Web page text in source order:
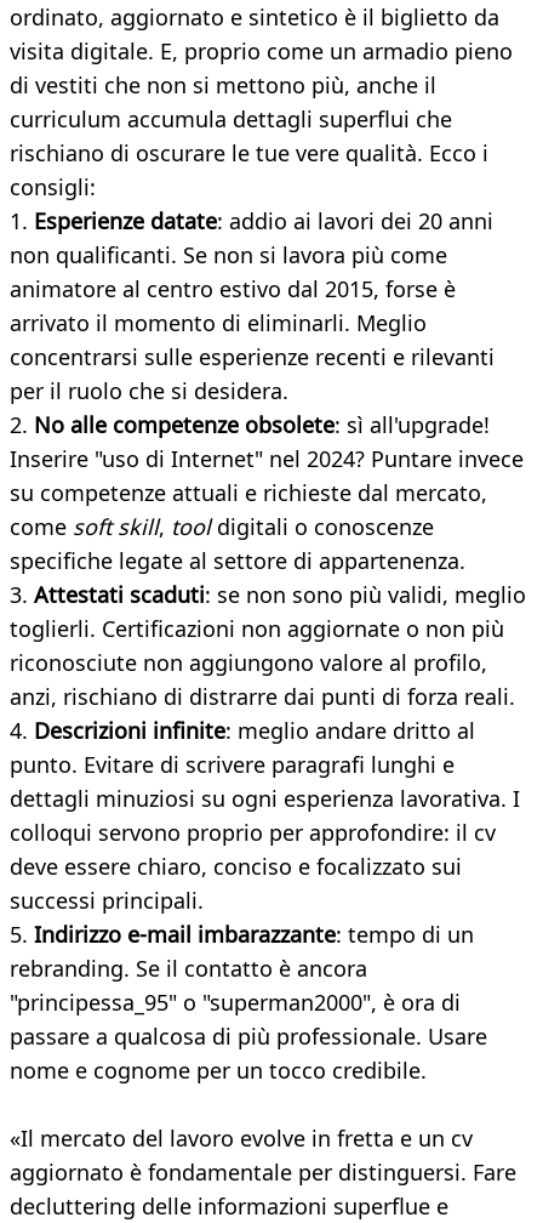
ordinato, aggiornato e sintetico è il biglietto da
visita digitale. E, proprio come un armadio pieno
di vestiti che non si mettono più, anche il
curriculum accumula dettagli superflui che
rischiano di oscurare le tue vere qualità. Ecco i
consigli:
1. Esperienze datate: addio ai lavori dei 20 anni
non qualificanti. Se non si lavora più come
animatore al centro estivo dal 2015, forse è
arrivato il momento di eliminarli. Meglio
concentrarsi sulle esperienze recenti e rilevanti
per il ruolo che si desidera.
2. No alle competenze obsolete: sì all'upgrade!
Inserire "uso di Internet" nel 2024? Puntare invece
su competenze attuali e richieste dal mercato,
come soft skill, tooldigitali o conoscenze
specifiche legate al settore di appartenenza.
3. Attestati scaduti: se non sono più validi, meglio
toglierli. Certificazioni non aggiornate o non più
riconosciute non aggiungono valore al profilo,
anzi, rischiano di distrarre dai punti di forza reali.
4. Descrizioni infinite: meglio andare dritto al
punto. Evitare di scrivere paragrafi lunghi e
dettagli minuziosi su ogni esperienza lavorativa. I
colloqui servono proprio per approfondire: il cv
deve essere chiaro, conciso e focalizzato sui
successi principali.
5. Indirizzo e-mail imbarazzante: tempo di un
rebranding. Se il contatto è ancora
"principessa_95" o "superman2000", è ora di
passare a qualcosa di più professionale. Usare
nome e cognome per un tocco credibile.
«Il mercato del lavoro evolve in fretta e un cv
aggiornato è fondamentale per distinguersi. Fare
decluttering delle informazioni superflue e